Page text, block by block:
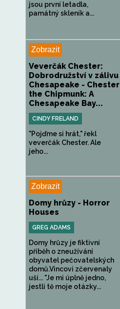
jsou první letadla,
památný skleník a...
Zobrazit
Veverčák Chester:
Dobrodružství v zálivu
Chesapeake - Chester
the Chipmunk: A
Chesapeake Bay...
CINDY FRELAND
"Pojďme si hrát," řekl
veverčák Chester. Ale
jeho...
Zobrazit
Domy hrůzy - Horror
Houses
GREG ADAMS
Domy hrůzy je fiktivní
příběh o zneužívání
obyvatel pečovatelských
domů.Vincovi zčervenaly
uši... "Je mi úplně jedno,
jestli tě moje otázky...